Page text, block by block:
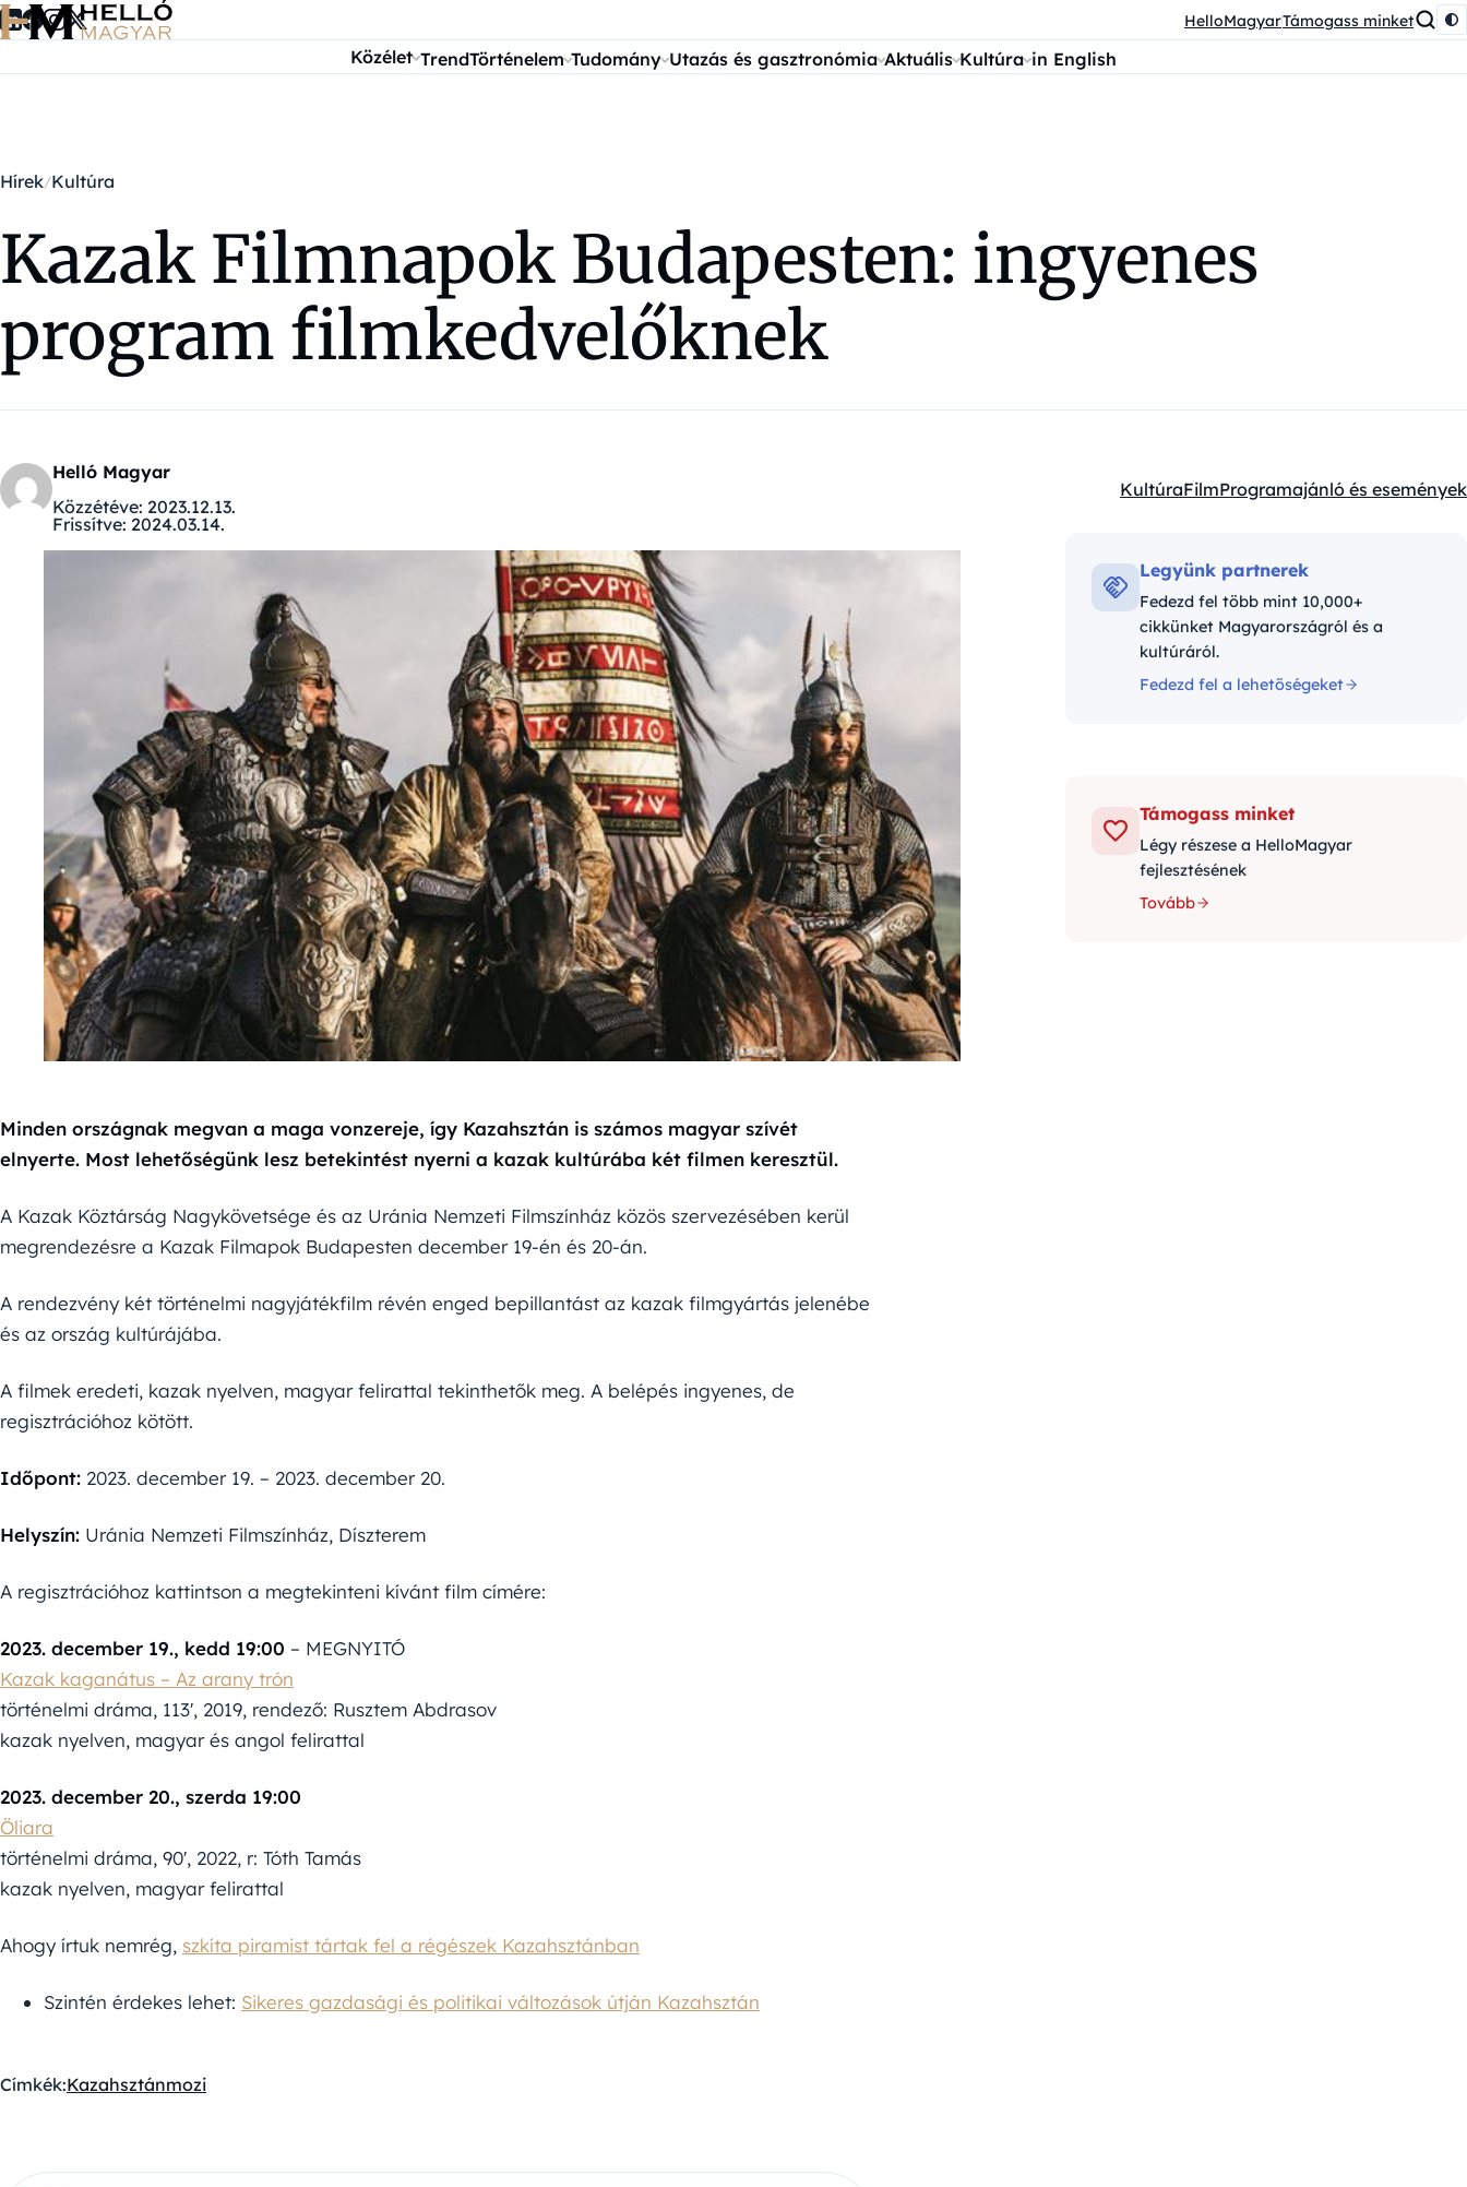
Ugrás a tartalomra HelloMagyarTámogass minket
Közélet TrendTörténelem Tudomány Utazás és gasztronómia Aktuális Kultúra in English
Hírek Kultúra
Kazak Filmnapok Budapesten: ingyenes
program filmkedvelőknek
Helló Magyar
Közzétéve: 2023.12.13.
Frissítve: 2024.03.14.
Kategóriák:
KultúraFilmProgramajánló és események
Minden országnak megvan a maga vonzereje, így Kazahsztán is számos magyar szívét
elnyerte. Most lehetőségünk lesz betekintést nyerni a kazak kultúrába két filmen keresztül.
A Kazak Köztárság Nagykövetsége és az Uránia Nemzeti Filmszínház közös szervezésében kerül
megrendezésre a Kazak Filmapok Budapesten december 19-én és 20-án.
A rendezvény két történelmi nagyjátékfilm révén enged bepillantást az kazak filmgyártás jelenébe
és az ország kultúrájába.
A filmek eredeti, kazak nyelven, magyar felirattal tekinthetők meg. A belépés ingyenes, de
regisztrációhoz kötött.
Időpont: 2023. december 19. – 2023. december 20.
Helyszín: Uránia Nemzeti Filmszínház, Díszterem
A regisztrációhoz kattintson a megtekinteni kívánt film címére:
2023. december 19., kedd 19:00 – MEGNYITÓ
Kazak kaganátus – Az arany trón
történelmi dráma, 113′, 2019, rendező: Rusztem Abdrasov
kazak nyelven, magyar és angol felirattal
2023. december 20., szerda 19:00
Öliara
történelmi dráma, 90′, 2022, r: Tóth Tamás
kazak nyelven, magyar felirattal
Ahogy írtuk nemrég, szkíta piramist tártak fel a régészek Kazahsztánban
Szintén érdekes lehet: Sikeres gazdasági és politikai változások útján Kazahsztán
Címkék:Kazahsztánmozi
Legyünk partnerek
Fedezd fel több mint 10,000+
cikkünket Magyarországról és a
kultúráról.
Fedezd fel a lehetőségeket
Támogass minket
Légy részese a HelloMagyar
fejlesztésének
Tovább